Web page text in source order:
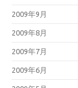
2009年9月
2009年8月
2009年7月
2009年6月